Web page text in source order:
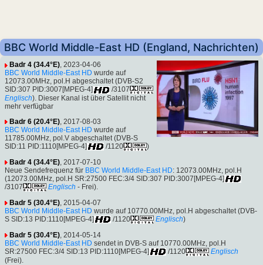
BBC World Middle-East HD (England, Nachrichten)
Badr 4 (34.4°E), 2023-04-06
BBC World Middle-East HD wurde auf
12073.00MHz, pol.H abgeschaltet (DVB-S2
SID:307 PID:3007[MPEG-4]
/3107
Englisch). Dieser Kanal ist über Satellit nicht
mehr verfügbar
Badr 6 (20.4°E), 2017-08-03
BBC World Middle-East HD wurde auf
11785.00MHz, pol.V abgeschaltet (DVB-S
SID:11 PID:1110[MPEG-4]
/1120
)
Badr 4 (34.4°E), 2017-07-10
Neue Sendefrequenz für BBC World Middle-East HD: 12073.00MHz, pol.H
(12073.00MHz, pol.H SR:27500 FEC:3/4 SID:307 PID:3007[MPEG-4]
/3107
Englisch - Frei).
Badr 5 (30.4°E), 2015-04-07
BBC World Middle-East HD wurde auf 10770.00MHz, pol.H abgeschaltet (DVB-
S SID:13 PID:1110[MPEG-4]
/1120 Englisch)
Badr 5 (30.4°E), 2014-05-14
BBC World Middle-East HD sendet in DVB-S auf 10770.00MHz, pol.H
SR:27500 FEC:3/4 SID:13 PID:1110[MPEG-4]
/1120
Englisch
(Frei).